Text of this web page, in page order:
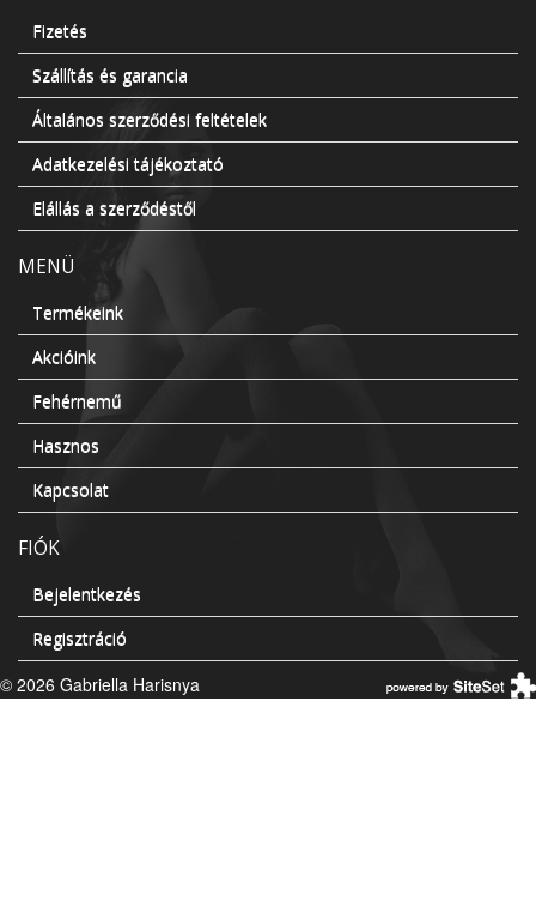
Fizetés
Szállítás és garancia
Általános szerződési feltételek
Adatkezelési tájékoztató
Elállás a szerződéstől
MENÜ
Termékeink
Akcióink
Fehérnemű
Hasznos
Kapcsolat
FIÓK
Bejelentkezés
Regisztráció
© 2026 Gabriella Harisnya